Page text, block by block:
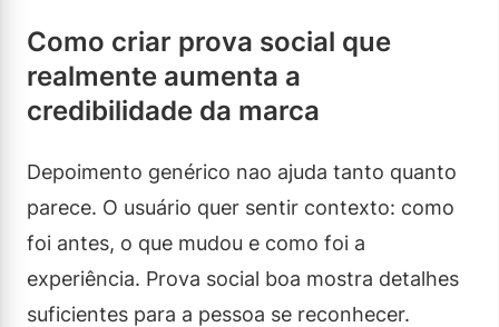
Como criar prova social que
realmente aumenta a
credibilidade da marca
Depoimento genérico nao ajuda tanto quanto
parece. O usuário quer sentir contexto: como
foi antes, o que mudou e como foi a
experiência. Prova social boa mostra detalhes
suficientes para a pessoa se reconhecer.